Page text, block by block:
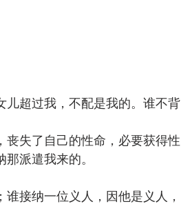
超过我，不配是我的。谁不背
失了自己的性命，必要获得性
派遣我来的。
接纳一位义人，因他是义人，